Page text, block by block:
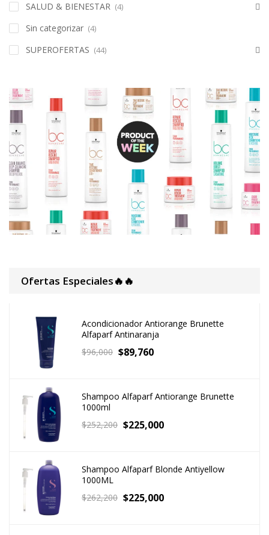
SALUD & BIENESTAR (4)
Sin categorizar (4)
SUPEROFERTAS (44)
Ofertas Especiales🔥🔥
Acondicionador Antiorange Brunette
Alfaparf Antinaranja
$96,000 $89,760
Shampoo Alfaparf Antiorange Brunette
1000ml
$252,200 $225,000
Shampoo Alfaparf Blonde Antiyellow
1000ML
$262,200 $225,000